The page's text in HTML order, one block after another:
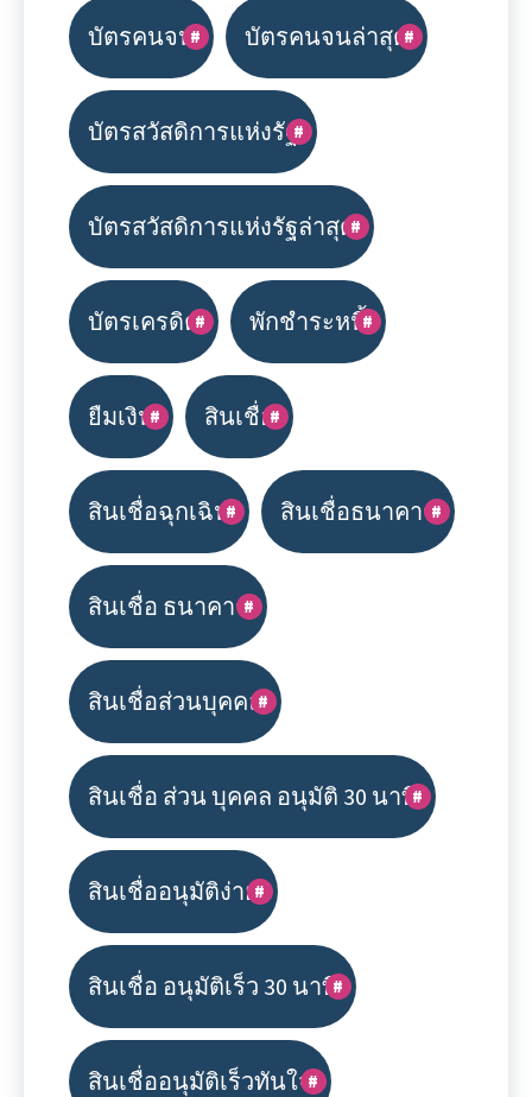
บัตรคนจน บัตรคนจนล่าสุด
บัตรสวัสดิการแห่งรัฐ
บัตรสวัสดิการแห่งรัฐล่าสุด
บัตรเครดิต พักชำระหนี้
ยืมเงิน สินเชื่อ
สินเชื่อฉุกเฉิน สินเชื่อธนาคาร
สินเชื่อ ธนาคาร
สินเชื่อส่วนบุคคล
สินเชื่อ ส่วน บุคคล อนุมัติ 30 นาที
สินเชื่ออนุมัติง่าย
สินเชื่อ อนุมัติเร็ว 30 นาที
สินเชื่ออนุมัติเร็วทันใจ